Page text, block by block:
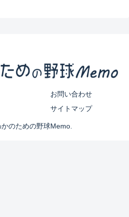
お問い合わせ
サイトマップ
のための野球Memo.